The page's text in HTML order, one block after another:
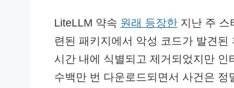
LiteLLM 약속 원래 등장한 지난 주 스
련된 패키지에서 악성 코드가 발견
시간 내에 식별되고 제거되었지만
수백만 번 다운로드되면서 사건은